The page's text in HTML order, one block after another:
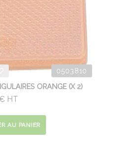
0503810
ORANGE (X 2)
HT
AU PANIER